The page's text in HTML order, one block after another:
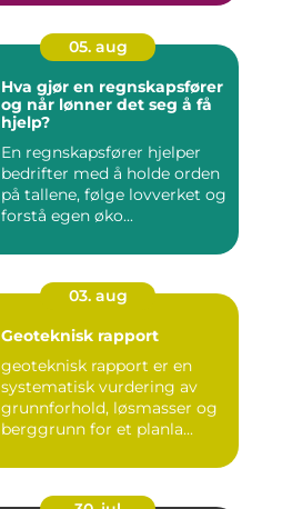
05. aug
Hva gjør en regnskapsfører
og når lønner det seg å få
hjelp?
En regnskapsfører hjelper
bedrifter med å holde orden
på tallene, følge lovverket og
forstå egen øko...
03. aug
Geoteknisk rapport
geoteknisk rapport er en
systematisk vurdering av
grunnforhold, løsmasser og
berggrunn for et planla...